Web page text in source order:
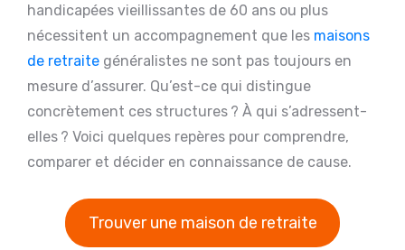
handicapées vieillissantes de 60 ans ou plus
nécessitent un accompagnement que les maisons
de retraite généralistes ne sont pas toujours en
mesure d’assurer. Qu’est-ce qui distingue
concrètement ces structures ? À qui s’adressent-
elles ? Voici quelques repères pour comprendre,
comparer et décider en connaissance de cause.
Trouver une maison de retraite